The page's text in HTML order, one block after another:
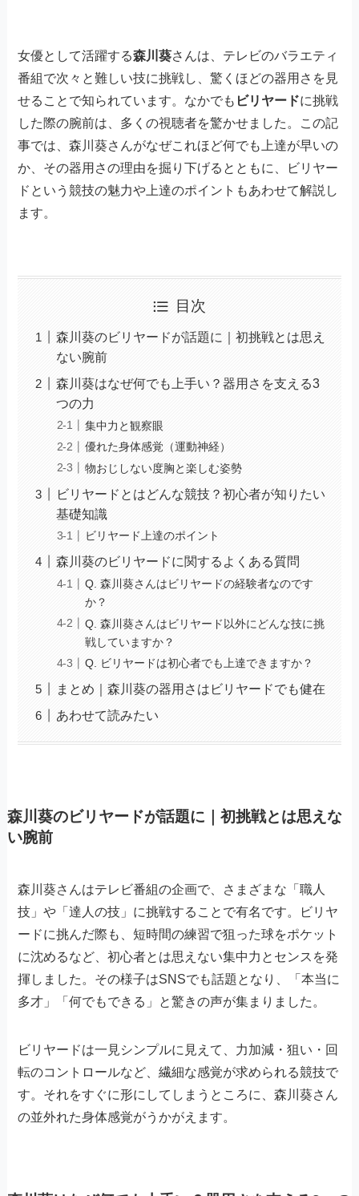
女優として活躍する森川葵さんは、テレビのバラエティ
番組で次々と難しい技に挑戦し、驚くほどの器用さを見
せることで知られています。なかでも ビリヤードに挑戦
した際の腕前は、多くの視聴者を驚かせました。この記
事では、森川葵さんがなぜこれほど何でも上達が早いの
か、その器用さの理由を掘り下げるとともに、ビリヤー
ドという競技の魅力や上達のポイントもあわせて解説し
ます。
目次
森川葵のビリヤードが話題に｜初挑戦とは思え
ない腕前
森川葵はなぜ何でも上手い？器用さを支える3
つの力
集中力と観察眼
優れた身体感覚（運動神経）
物おじしない度胸と楽しむ姿勢
ビリヤードとはどんな競技？初心者が知りたい
基礎知識
ビリヤード上達のポイント
森川葵のビリヤードに関するよくある質問
Q. 森川葵さんはビリヤードの経験者なのです
か？
Q. 森川葵さんはビリヤード以外にどんな技に挑
戦していますか？
Q. ビリヤードは初心者でも上達できますか？
まとめ｜森川葵の器用さはビリヤードでも健在
あわせて読みたい
森川葵のビリヤードが話題に｜初挑戦とは思えな
い腕前
森川葵さんはテレビ番組の企画で、さまざまな「職人
技」や「達人の技」に挑戦することで有名です。ビリヤ
ードに挑んだ際も、短時間の練習で狙った球をポケット
に沈めるなど、初心者とは思えない集中力とセンスを発
揮しました。その様子はSNSでも話題となり、「本当に
多才」「何でもできる」と驚きの声が集まりました。
ビリヤードは一見シンプルに見えて、力加減・狙い・回
転のコントロールなど、繊細な感覚が求められる競技で
す。それをすぐに形にしてしまうところに、森川葵さん
の並外れた身体感覚がうかがえます。